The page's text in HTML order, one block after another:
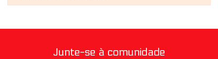
Junte-se à comunidade